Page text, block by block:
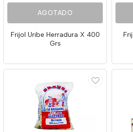
AGOTADO
Frijol Uribe Herradura X 400
Grs